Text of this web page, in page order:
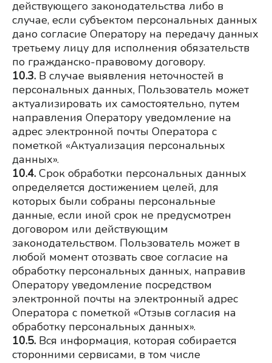
действующего законодательства либо в
случае, если субъектом персональных данных
дано согласие Оператору на передачу данных
третьему лицу для исполнения обязательств
по гражданско-правовому договору.
10.3. В случае выявления неточностей в
персональных данных, Пользователь может
актуализировать их самостоятельно, путем
направления Оператору уведомление на
адрес электронной почты Оператора с
пометкой «Актуализация персональных
данных».
10.4. Срок обработки персональных данных
определяется достижением целей, для
которых были собраны персональные
данные, если иной срок не предусмотрен
договором или действующим
законодательством. Пользователь может в
любой момент отозвать свое согласие на
обработку персональных данных, направив
Оператору уведомление посредством
электронной почты на электронный адрес
Оператора с пометкой «Отзыв согласия на
обработку персональных данных».
10.5. Вся информация, которая собирается
сторонними сервисами, в том числе